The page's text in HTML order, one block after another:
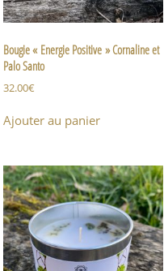
Bougie « Energie Positive » Cornaline et
Palo Santo
32.00€
Ajouter au panier